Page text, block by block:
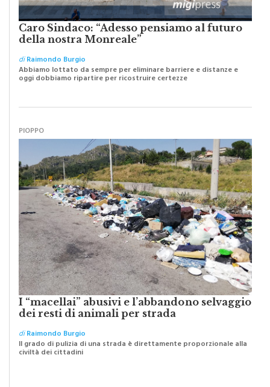
Caro Sindaco: “Adesso pensiamo al futuro
della nostra Monreale”
diRaimondo Burgio
Abbiamo lottato da sempre per eliminare barriere e distanze e
oggi dobbiamo ripartire per ricostruire certezze
PIOPPO
I “macellai” abusivi e l’abbandono selvaggio
dei resti di animali per strada
diRaimondo Burgio
Il grado di pulizia di una strada è direttamente proporzionale alla
civiltà dei cittadini